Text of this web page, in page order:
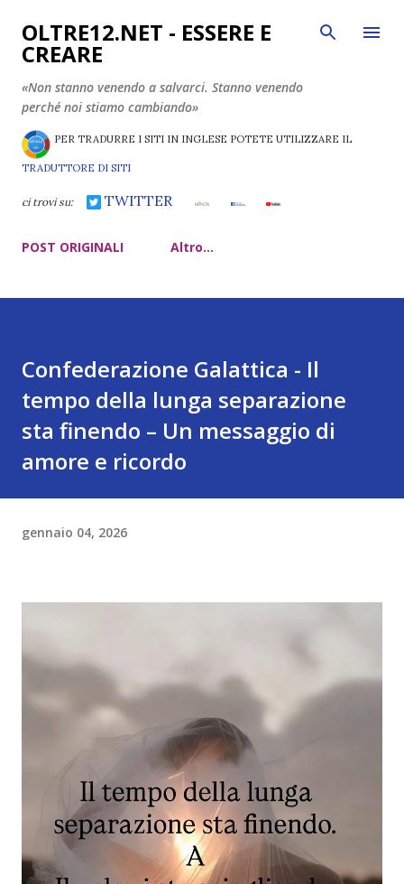
Passa ai contenuti principali
OLTRE12.NET - ESSERE E
CREARE
«Non stanno venendo a salvarci. Stanno venendo
perché noi stiamo cambiando»
PER TRADURRE I SITI IN INGLESE POTETE UTILIZZARE IL
TRADUTTORE DI SITI
ci trovi su: TWITTER
POST ORIGINALI Altro…
Confederazione Galattica - Il
tempo della lunga separazione
sta finendo – Un messaggio di
amore e ricordo
gennaio 04, 2026